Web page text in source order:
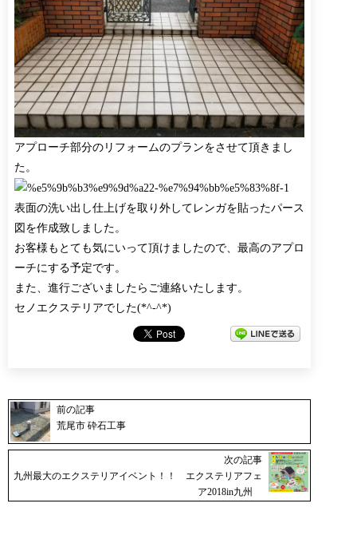
アプローチ部分のリフォームのプランをさせて頂きまし
た。
表面の洗い出し仕上げを取り外してレンガを貼ったパース
図を作成致しました。
お客様もとても気にいって頂けましたので、最高のアプロ
ーチにする予定です。
また、進行ございましたらご連絡いたします。
セノエクステリアでした(*^-^*)
前の記事
荒尾市 砕石工事
次の記事
九州最大のエクステリアイベント！！ エクステリアフェ
ア2018in九州